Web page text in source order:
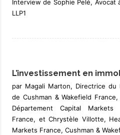
Interview de Sophie Pelé, Avocat
LLP1
L’investissement en
par Magali Marton, Directrice du
de Cushman & Wakefield
Département Capital Markets
France, et Chrystèle Villotte,
Markets France, Cushman &